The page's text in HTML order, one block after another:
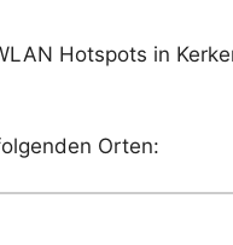
Hotspots in
Orten: